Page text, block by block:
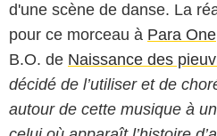
d'une scène de danse. La
pour ce morceau à Para One
B.O. de Naissance des
décidé de l’utiliser et de
autour de cette musique à